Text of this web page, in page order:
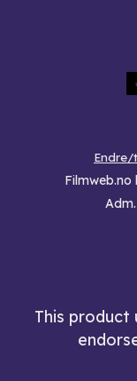
Endre/
Filmweb.no
This product